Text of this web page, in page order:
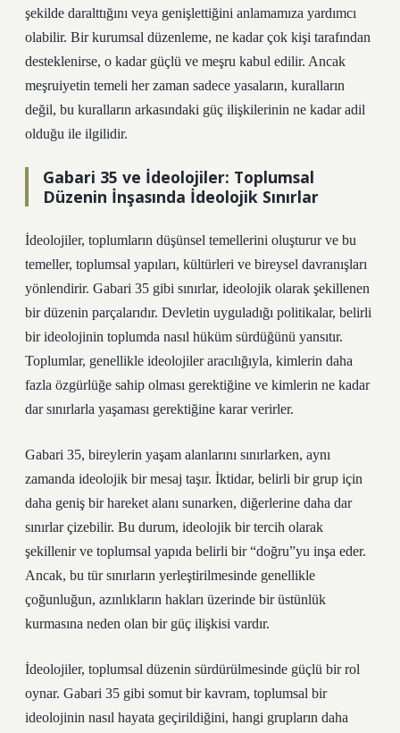
şekilde daralttığını veya genişlettiğini anlamamıza yardımcı
olabilir. Bir kurumsal düzenleme, ne kadar çok kişi tarafından
desteklenirse, o kadar güçlü ve meşru kabul edilir. Ancak
meşruiyetin temeli her zaman sadece yasaların, kuralların
değil, bu kuralların arkasındaki güç ilişkilerinin ne kadar adil
olduğu ile ilgilidir.
Gabari 35 ve İdeolojiler: Toplumsal
Düzenin İnşasında İdeolojik Sınırlar
İdeolojiler, toplumların düşünsel temellerini oluşturur ve bu
temeller, toplumsal yapıları, kültürleri ve bireysel davranışları
yönlendirir. Gabari 35 gibi sınırlar, ideolojik olarak şekillenen
bir düzenin parçalarıdır. Devletin uyguladığı politikalar, belirli
bir ideolojinin toplumda nasıl hüküm sürdüğünü yansıtır.
Toplumlar, genellikle ideolojiler aracılığıyla, kimlerin daha
fazla özgürlüğe sahip olması gerektiğine ve kimlerin ne kadar
dar sınırlarla yaşaması gerektiğine karar verirler.
Gabari 35, bireylerin yaşam alanlarını sınırlarken, aynı
zamanda ideolojik bir mesaj taşır. İktidar, belirli bir grup için
daha geniş bir hareket alanı sunarken, diğerlerine daha dar
sınırlar çizebilir. Bu durum, ideolojik bir tercih olarak
şekillenir ve toplumsal yapıda belirli bir “doğru”yu inşa eder.
Ancak, bu tür sınırların yerleştirilmesinde genellikle
çoğunluğun, azınlıkların hakları üzerinde bir üstünlük
kurmasına neden olan bir güç ilişkisi vardır.
İdeolojiler, toplumsal düzenin sürdürülmesinde güçlü bir rol
oynar. Gabari 35 gibi somut bir kavram, toplumsal bir
ideolojinin nasıl hayata geçirildiğini, hangi grupların daha